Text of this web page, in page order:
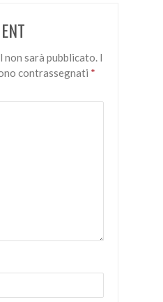
non sarà pubblicato. I
contrassegnati *